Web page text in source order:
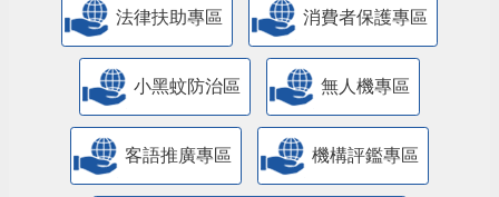
法律扶助專區 消費者保護專區
小黑蚊防治區 無人機專區
客語推廣專區 機構評鑑專區